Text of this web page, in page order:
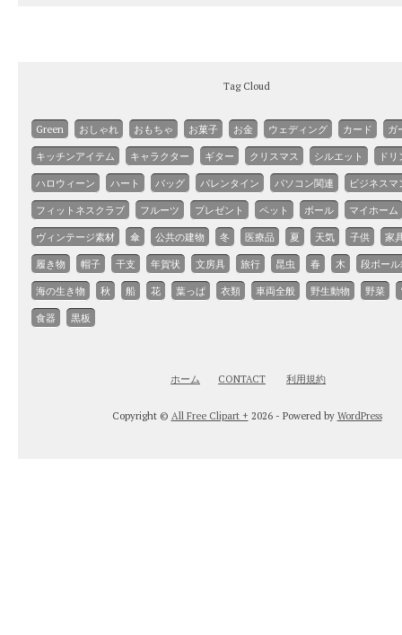
Tag Cloud
Green おしゃれ おもちゃ お菓子 お金 ウェディング カード ガ
キッチンアイテム キャラクター ギター クリスマス シルエット ド
ハロウィーン ハート バッグ バレンタイン パソコン関連 ビジネスマ
フィットネスクラブ フルーツ プレゼント ペット ボール マイホーム
ヴィンテージ素材 傘 公共の建物 冬 医療品 夏 天気 子供 家
履き物 帽子 干支 年賀状 文房具 旅行 昆虫 春 木 段ボー
海の生き物 秋 船 花 葉っぱ 衣類 車両全般 野生動物 野菜
食器 黒板
ホーム CONTACT 利用規約
Copyright © All Free Clipart + 2026 - Powered by WordPress